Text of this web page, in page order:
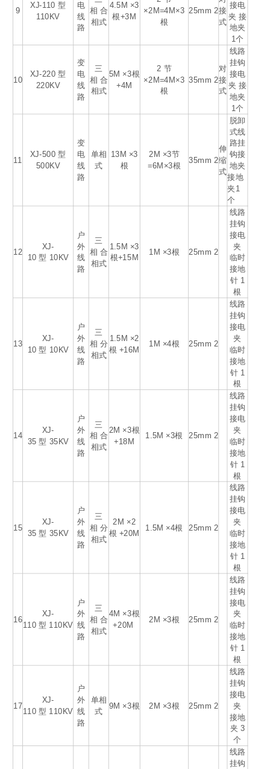
9
XJ-110 型
110KV
电
线
路
相 合
相式
4.5M ×3
根+3M
×2M=4M×3
根
25mm 2接
式
接电
夹 接
地夹
1个
10
XJ-220 型
220KV
变
电
线
路
三
相 合
相式
5M ×3根
+4M
2 节
×2M=4M×3
根
35mm 2
对
接
式
线路
挂钩
接电
夹 接
地夹
1个
11
XJ-500 型
500KV
变
电
线
路
单相
式
13M ×3
根
2M ×3节
=6M×3根
35mm 2
伸
缩
式
脱卸
式线
路挂
钩接
地夹
接地
夹1
个
12
XJ-
10 型 10KV
户
外
线
路
三
相 合
相式
1.5M ×3
根+15M
1M ×3根 25mm 2
线路
挂钩
接电
夹
临时
接地
针 1
根
13
XJ-
10 型 10KV
户
外
线
路
三
相 分
相式
1.5M ×2
根 +16M
1M ×4根 25mm 2
线路
挂钩
接电
夹
临时
接地
针 1
根
14
XJ-
35 型 35KV
户
外
线
路
三
相 合
相式
2M ×3根
+18M
1.5M ×3根 25mm 2
线路
挂钩
接电
夹
临时
接地
针 1
根
15
XJ-
35 型 35KV
户
外
线
路
三
相 分
相式
2M ×2
根 +20M
1.5M ×4根 25mm 2
线路
挂钩
接电
夹
临时
接地
针 1
根
16
XJ-
110 型 110KV
户
外
线
路
三
相 合
相式
4M ×3根
+20M
2M ×3根 25mm 2
线路
挂钩
接电
夹
临时
接地
针 1
根
17
XJ-
110 型 110KV
户
外
线
路
单相
式
9M ×3根 2M ×3根 25mm 2
线路
挂钩
接电
夹
接地
夹 3
个
线路
挂钩